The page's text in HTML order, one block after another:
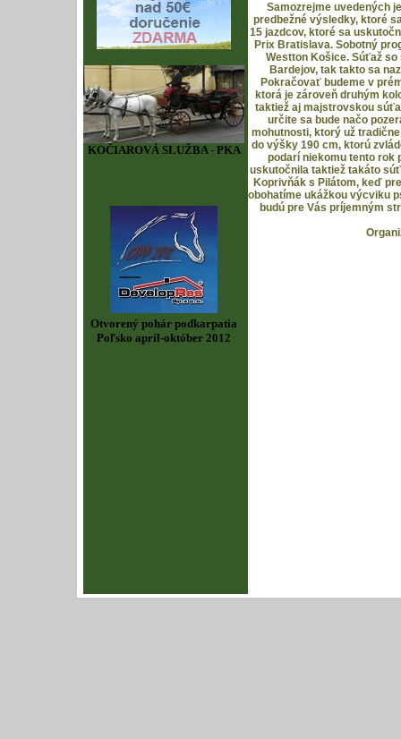
KOČIAROVÁ SLUŽBA - PKA
Otvorený pohár podkarpatia
Poľsko apríl-október 2012
Samozrejme uvedených
predbežné výsledky, ktoré
15 jazdcov, ktoré sa
Prix Bratislava. Sobotný
Westton Košice. Súťaž so
Bardejov, tak takto sa
Pokračovať budeme v
ktorá je zároveň druhým
taktiež aj majstrovskou
určite sa bude načo
mohutnosti, ktorý už
do výšky 190 cm, ktorú
podarí niekomu tento rok
uskutočnila taktiež takáto
Koprivňák s Pilátom, keď
obohatíme ukážkou výcviku
budú pre Vás príjemným